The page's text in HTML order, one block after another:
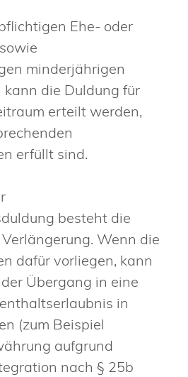
Ehe- oder
minderjährigen
kann die Duldung für
erteilt werden,
erfüllt sind.
besteht die
Wenn die
dafür vorliegen, kann
Übergang in eine
in
(zum Beispiel
aufgrund
nach § 25b